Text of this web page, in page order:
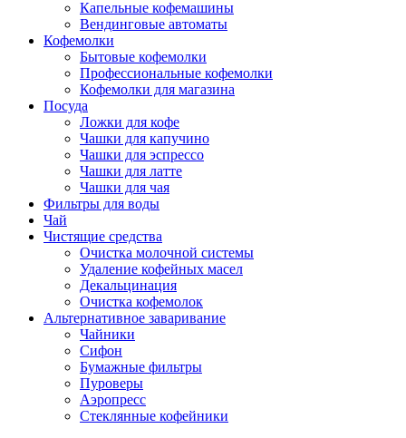
Капельные кофемашины
Вендинговые автоматы
Кофемолки
Бытовые кофемолки
Профессиональные кофемолки
Кофемолки для магазина
Посуда
Ложки для кофе
Чашки для капучино
Чашки для эспрессо
Чашки для латте
Чашки для чая
Фильтры для воды
Чай
Чистящие средства
Очистка молочной системы
Удаление кофейных масел
Декальцинация
Очистка кофемолок
Альтернативное заваривание
Чайники
Сифон
Бумажные фильтры
Пуроверы
Аэропресс
Стеклянные кофейники